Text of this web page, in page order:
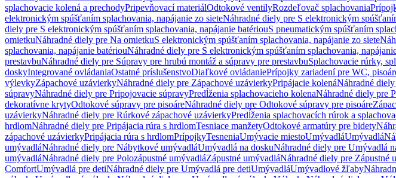
splachovacie kolená a prechodyPripevňovací materiálOdtokové ventilyRozdeľovač splachovania
elektronickým spúšťaním splachovania, napájanie zo sieteNáhradné diely pre S elektronickým
diely pre S elektronickým spúšťaním splachovania, napájanie batériouS pneumatickým spúšťaním
omietkuNáhradné diely pre Na omietkuS elektronickým spúšťaním splachovania, napájanie zo siete
splachovania, napájanie batériouNáhradné diely pre S elektronickým spúšťaním splachovania,
prestavbuNáhradné diely pre Súpravy pre hrubú montáž a súpravy pre prestavbuSplachovacie rúrky,
doskyIntegrované ovládaniaOstatné príslušenstvoDiaľkové ovládaniePrípojky zariadení pre WC,
výlevkyZápachové uzávierkyNáhradné diely pre Zápachové uzávierkyPripájacie kolenáNáhradné
súpravyNáhradné diely pre Pripojovacie súpravyPredĺženia splachovacieho kolenaNáhradné diely pre
dekoratívne krytyOdtokové súpravy pre pisoáreNáhradné diely pre Odtokové súpravy pre pisoáre
uzávierkyNáhradné diely pre Rúrkové zápachové uzávierkyPredĺženia splachovacích rúrok a
hrdlomNáhradné diely pre Pripájacia rúra s hrdlomTesniace manžetyOdtokové armatúry pre bidety
zápachové uzávierkyPripájacia rúra s hrdlomPrípojkyTesneniaUmývacie miestoUmývadláUmývadlá
umývadláNáhradné diely pre Nábytkové umývadláUmývadlá na doskuNáhradné diely pre Umývadlá
umývadláNáhradné diely pre Polozápustné umývadláZápustné umývadláNáhradné diely pre Zápustné
ComfortUmývadlá pre detiNáhradné diely pre Umývadlá pre detiUmývadláUmývadlové žľaby